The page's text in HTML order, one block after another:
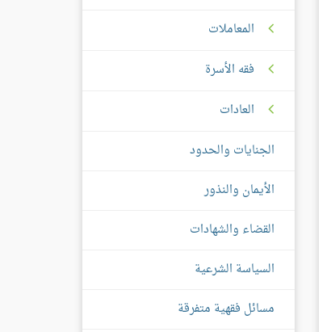
المعاملات
فقه الأسرة
العادات
الجنايات والحدود
الأيمان والنذور
القضاء والشهادات
السياسة الشرعية
مسائل فقهية متفرقة